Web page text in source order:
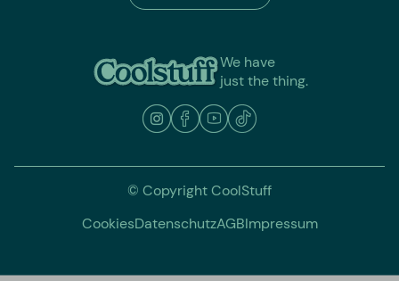
We have
just the thing.
© Copyright CoolStuff
CookiesDatenschutzAGBImpressum